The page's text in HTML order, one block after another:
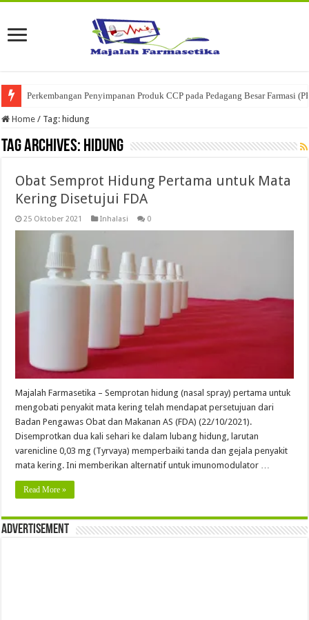
Perkembangan Penyimpanan Produk CCP pada Pedagang Besar Farmasi
Home / Tag: hidung
Tag Archives: hidung
Obat Semprot Hidung Pertama untuk Mata
Kering Disetujui FDA
25 Oktober 2021 Inhalasi 0
Majalah Farmasetika – Semprotan hidung (nasal spray) pertama untuk
mengobati penyakit mata kering telah mendapat persetujuan dari
Badan Pengawas Obat dan Makanan AS (FDA) (22/10/2021).
Disemprotkan dua kali sehari ke dalam lubang hidung, larutan
varenicline 0,03 mg (Tyrvaya) memperbaiki tanda dan gejala penyakit
mata kering. Ini memberikan alternatif untuk imunomodulator …
Read More »
Advertisement